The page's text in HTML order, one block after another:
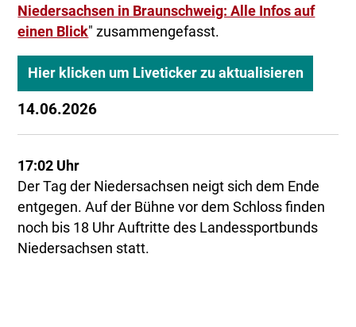
Niedersachsen in Braunschweig: Alle Infos auf
einen Blick" zusammengefasst.
Hier klicken um Liveticker zu aktualisieren
14.06.2026
17:02 Uhr
Der Tag der Niedersachsen neigt sich dem Ende
entgegen. Auf der Bühne vor dem Schloss finden
noch bis 18 Uhr Auftritte des Landessportbunds
Niedersachsen statt.